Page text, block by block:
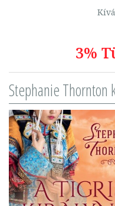
3%
Stephanie Thornton